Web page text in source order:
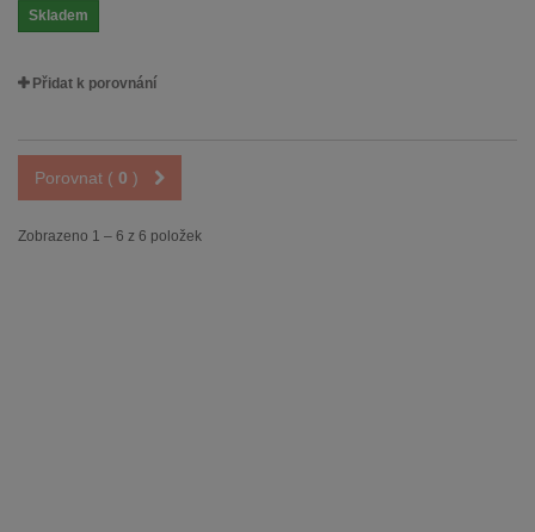
Skladem
Přidat k porovnání
Porovnat ( 0 )
Zobrazeno 1 – 6 z 6 položek